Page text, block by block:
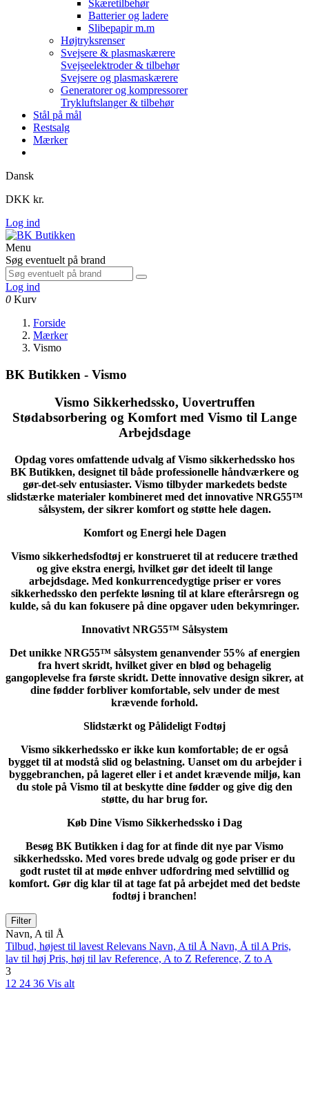
Skæretilbehør
Batterier og ladere
Slibepapir m.m
Højtryksrenser
Svejsere & plasmaskærere
Svejseelektroder & tilbehør
Svejsere og plasmaskærere
Generatorer og kompressorer
Trykluftslanger & tilbehør
Stål på mål
Restsalg
Mærker
Dansk
DKK kr.
Log ind
Menu
Søg eventuelt på brand
Log ind
0 Kurv
Forside
Mærker
Vismo
BK Butikken - Vismo
Vismo Sikkerhedssko, Uovertruffen
Stødabsorbering og Komfort med Vismo til Lange
Arbejdsdage
Opdag vores omfattende udvalg af Vismo sikkerhedssko hos
BK Butikken, designet til både professionelle håndværkere og
gør-det-selv entusiaster. Vismo tilbyder markedets bedste
slidstærke materialer kombineret med det innovative NRG55™
sålsystem, der sikrer komfort og støtte hele dagen.
Komfort og Energi hele Dagen
Vismo sikkerhedsfodtøj er konstrueret til at reducere træthed
og give ekstra energi, hvilket gør det ideelt til lange
arbejdsdage. Med konkurrencedygtige priser er vores
sikkerhedssko den perfekte løsning til at klare efterårsregn og
kulde, så du kan fokusere på dine opgaver uden bekymringer.
Innovativt NRG55™ Sålsystem
Det unikke NRG55™ sålsystem genanvender 55% af energien
fra hvert skridt, hvilket giver en blød og behagelig
gangoplevelse fra første skridt. Dette innovative design sikrer, at
dine fødder forbliver komfortable, selv under de mest
krævende forhold.
Slidstærkt og Pålideligt Fodtøj
Vismo sikkerhedssko er ikke kun komfortable; de er også
bygget til at modstå slid og belastning. Uanset om du arbejder i
byggebranchen, på lageret eller i et andet krævende miljø, kan
du stole på Vismo til at beskytte dine fødder og give dig den
støtte, du har brug for.
Køb Dine Vismo Sikkerhedssko i Dag
Besøg BK Butikken i dag for at finde dit nye par Vismo
sikkerhedssko. Med vores brede udvalg og gode priser er du
godt rustet til at møde enhver udfordring med selvtillid og
komfort. Gør dig klar til at tage fat på arbejdet med det bedste
fodtøj i branchen!
Filter
Navn, A til Å
Tilbud, højest til lavest Relevans Navn, A til Å Navn, Å til A Pris,
lav til høj Pris, høj til lav Reference, A to Z Reference, Z to A
3
12 24 36 Vis alt